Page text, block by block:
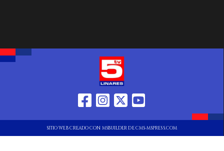
SITIO WEB CREADO CON MSBUILDER DE CMS-MSPRESS.COM